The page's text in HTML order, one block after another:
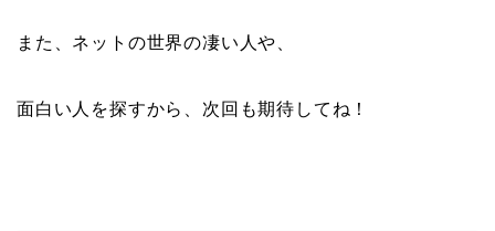
また、ネットの世界の凄い人や、
面白い人を探すから、次回も期待してね！